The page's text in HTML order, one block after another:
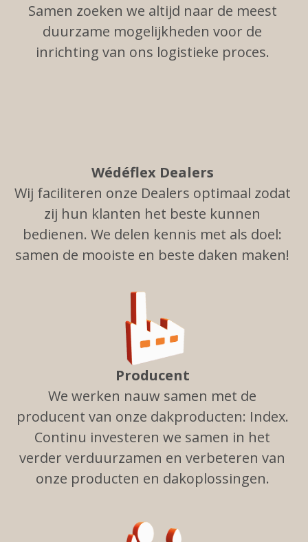
Samen zoeken we altijd naar de meest
duurzame mogelijkheden voor de
inrichting van ons logistieke proces.
Wédéflex Dealers
Wij faciliteren onze Dealers optimaal zodat
zij hun klanten het beste kunnen
bedienen. We delen kennis met als doel:
samen de mooiste en beste daken maken!
Producent
We werken nauw samen met de
producent van onze dakproducten: Index.
Continu investeren we samen in het
verder verduurzamen en verbeteren van
onze producten en dakoplossingen.